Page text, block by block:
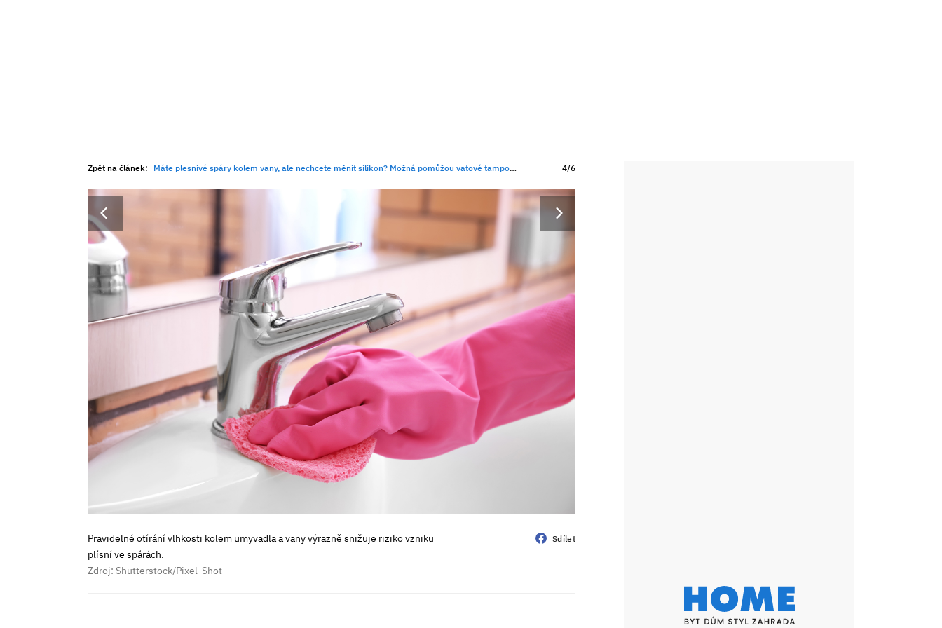
Zpět na článek: Máte plesnivé spáry kolem vany, ale nechcete měnit silikon? Možná pomůžou vatové tampony a bělidlo 4/6
Pravidelné otírání vlhkosti kolem umyvadla a vany výrazně snižuje riziko vzniku
plísní ve spárách.
Zdroj: Shutterstock/Pixel-Shot
Sdílet